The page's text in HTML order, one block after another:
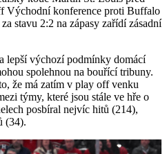
Východní konference proti Buffalo
stavu 2:2 na zápasy zařídí zásadní
lepší výchozí podmínky domácí
spolehnou na bouřící tribuny.
že má zatím v play off venku
týmy, které jsou stále ve hře o
posbíral nejvíc hitů (214),
(34).